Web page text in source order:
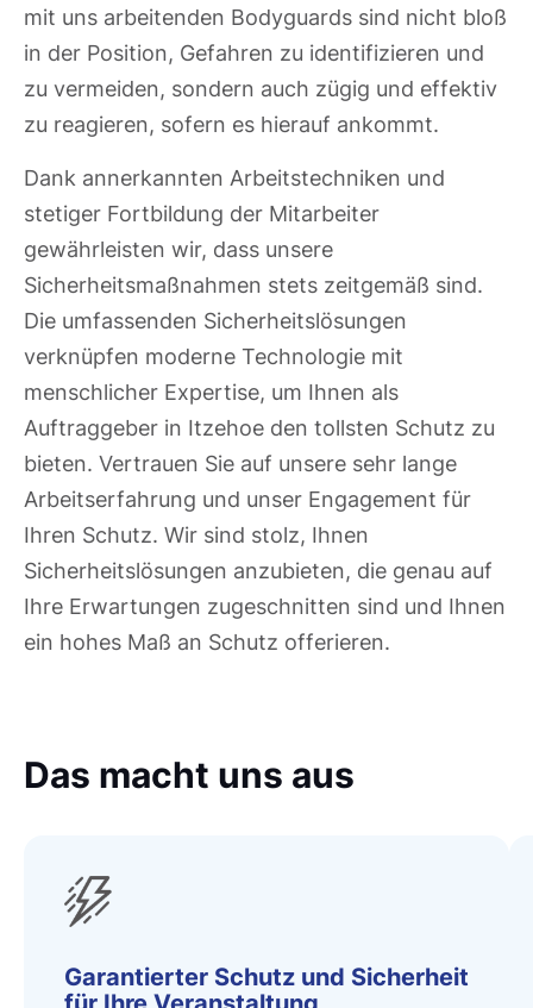
mit uns arbeitenden Bodyguards sind nicht bloß
in der Position, Gefahren zu identifizieren und
zu vermeiden, sondern auch zügig und effektiv
zu reagieren, sofern es hierauf ankommt.
Dank annerkannten Arbeitstechniken und
stetiger Fortbildung der Mitarbeiter
gewährleisten wir, dass unsere
Sicherheitsmaßnahmen stets zeitgemäß sind.
Die umfassenden Sicherheitslösungen
verknüpfen moderne Technologie mit
menschlicher Expertise, um Ihnen als
Auftraggeber in Itzehoe den tollsten Schutz zu
bieten. Vertrauen Sie auf unsere sehr lange
Arbeitserfahrung und unser Engagement für
Ihren Schutz. Wir sind stolz, Ihnen
Sicherheitslösungen anzubieten, die genau auf
Ihre Erwartungen zugeschnitten sind und Ihnen
ein hohes Maß an Schutz offerieren.
Das macht uns aus
Garantierter Schutz und Sicherheit